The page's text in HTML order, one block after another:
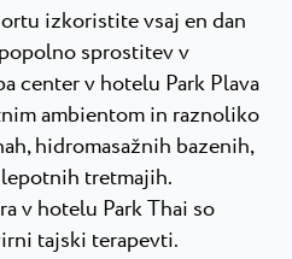
izkoristite vsaj en dan
sprostitev v
center v hotelu Park Plava
ambientom in raznoliko
hidromasažnih bazenih,
tretmajih.
v hotelu Park Thai so
tajski terapevti.